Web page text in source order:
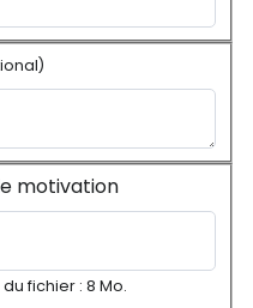
motivation
fichier : 8 Mo.